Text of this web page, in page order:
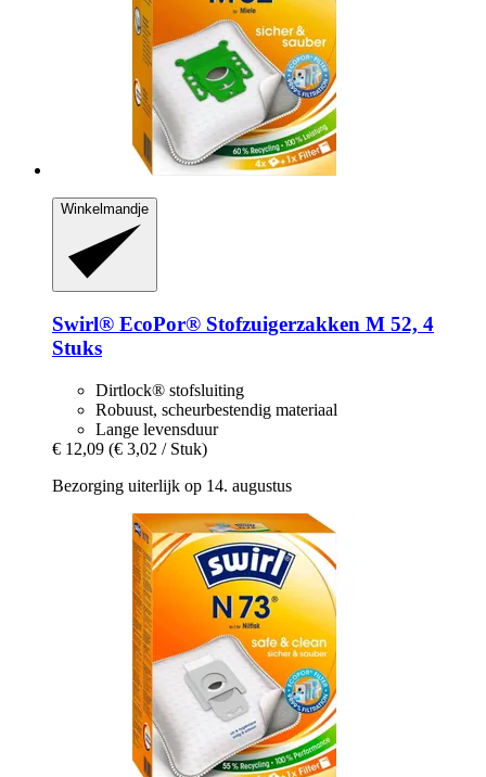
Winkelmandje
Swirl® EcoPor® Stofzuigerzakken M 52, 4
Stuks
Dirtlock® stofsluiting
Robuust, scheurbestendig materiaal
Lange levensduur
€ 12,09 (€ 3,02 / Stuk)
Bezorging uiterlijk op 14. augustus